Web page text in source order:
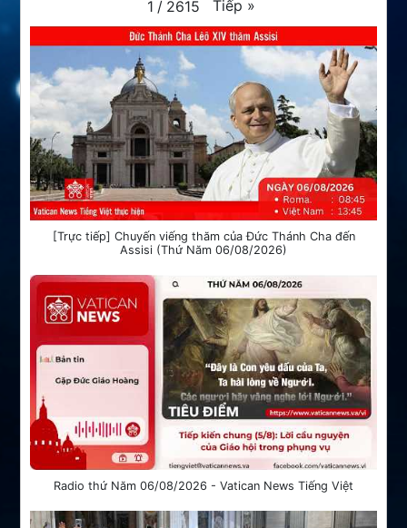
1 / 2615 Tiếp »
[Trực tiếp] Chuyến viếng thăm của Đức Thánh Cha đến
Assisi (Thứ Năm 06/08/2026)
Radio thứ Năm 06/08/2026 - Vatican News Tiếng Việt